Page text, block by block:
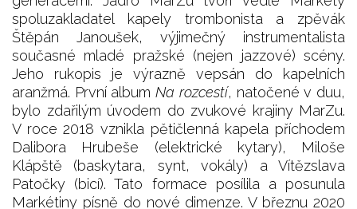
spoluzakladatel kapely trombonista a zpěvák
Štěpán Janoušek, výjimečný instrumentalista
současné mladé pražské (nejen jazzové) scény.
Jeho rukopis je výrazně vepsán do kapelních
aranžmá. První albumNa rozcestí, natočené v duu,
bylo zdařilým úvodem do zvukové krajiny MarZu.
V roce 2018 vznikla pětičlenná kapela příchodem
Dalibora Hrubeše (elektrické kytary), Miloše
Klápště (baskytara, synt, vokály) a Vítězslava
Patočky (bicí). Tato formace posílila a posunula
Markétiny písně do nové dimenze. V březnu 2020